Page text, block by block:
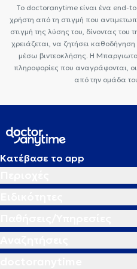
Το doctoranytime είναι ένα end-
χρήστη από τη στιγμή που
στιγμή της λύσης του, δίνοντας του
χρειάζεται, να ζητήσει
μέσω βιντεοκλήσης. Η
πληροφορίες που αναγράφονται,
από την ομάδα
Κατέβασε το app